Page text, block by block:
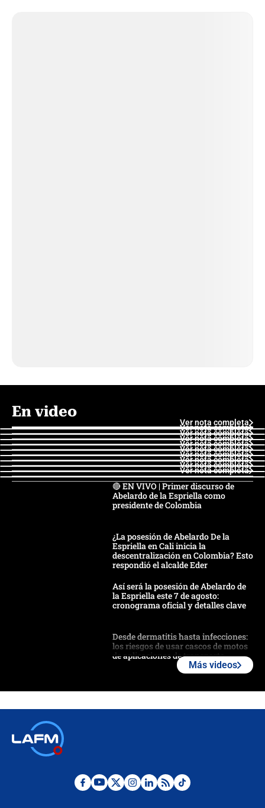
En video
Ver nota completa
Ver nota completa
Ver nota completa
Ver nota completa
Ver nota completa
Ver nota completa
Ver nota completa
Ver nota completa
Ver nota completa
Ver nota completa
🔴 EN VIVO | Primer discurso de
Abelardo de la Espriella como
presidente de Colombia
¿La posesión de Abelardo De la
Espriella en Cali inicia la
descentralización en Colombia? Esto
respondió el alcalde Eder
Así será la posesión de Abelardo de
la Espriella este 7 de agosto:
cronograma oficial y detalles clave
Desde dermatitis hasta infecciones:
los riesgos de usar cascos de motos
de aplicaciones de transporte
Posesión de Abelardo De La Espriella
Más videos